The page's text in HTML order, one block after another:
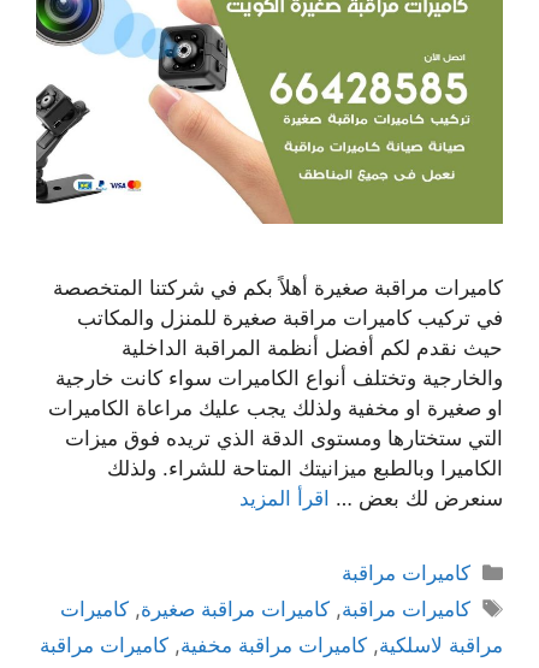
كاميرات مراقبة صغيرة أهلاً بكم في شركتنا المتخصصة
في تركيب كاميرات مراقبة صغيرة للمنزل والمكاتب
حيث نقدم لكم أفضل أنظمة المراقبة الداخلية
والخارجية وتختلف أنواع الكاميرات سواء كانت خارجية
او صغيرة او مخفية ولذلك يجب عليك مراعاة الكاميرات
التي ستختارها ومستوى الدقة الذي تريده فوق ميزات
الكاميرا وبالطبع ميزانيتك المتاحة للشراء. ولذلك
سنعرض لك بعض … اقرأ المزيد
كاميرات مراقبة
كاميرات مراقبة,كاميرات مراقبة صغيرة,كاميرات
مراقبة لاسلكية, كاميرات مراقبة مخفية, كاميرات مراقبة